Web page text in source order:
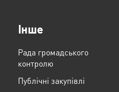
Інше
Рада громадського
контролю
Публічні закупівлі